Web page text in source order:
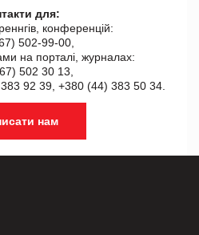
для:
конференцій:
502-99-00,
на порталі, журналах:
502 30 13,
92 39, +380 (44) 383 50 34.
нам